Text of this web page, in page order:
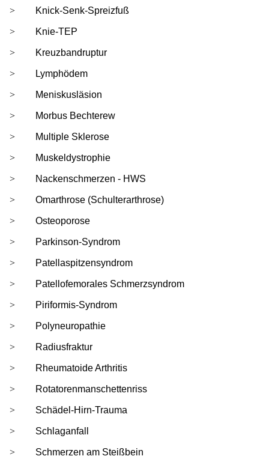
Knick-Senk-Spreizfuß
Knie-TEP
Kreuzbandruptur
Lymphödem
Meniskusläsion
Morbus Bechterew
Multiple Sklerose
Muskeldystrophie
Nackenschmerzen - HWS
Omarthrose (Schulterarthrose)
Osteoporose
Parkinson-Syndrom
Patellaspitzensyndrom
Patellofemorales Schmerzsyndrom
Piriformis-Syndrom
Polyneuropathie
Radiusfraktur
Rheumatoide Arthritis
Rotatorenmanschettenriss
Schädel-Hirn-Trauma
Schlaganfall
Schmerzen am Steißbein